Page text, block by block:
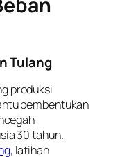
Tulang
produksi
pembentukan
30 tahun.
, latihan